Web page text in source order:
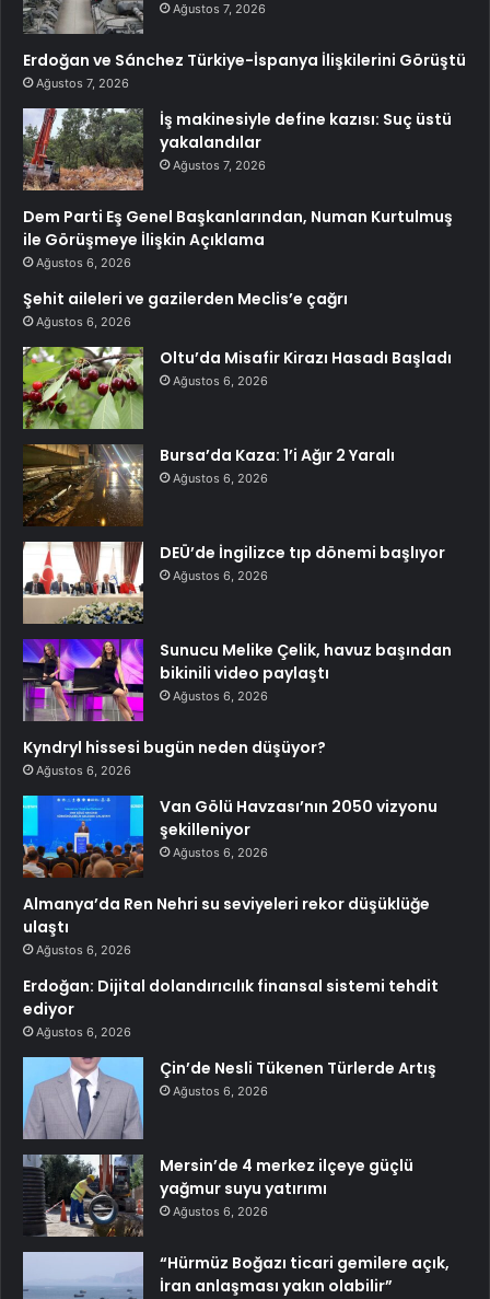
Ağustos 7, 2026
Erdoğan ve Sánchez Türkiye-İspanya İlişkilerini Görüştü
Ağustos 7, 2026
İş makinesiyle define kazısı: Suç üstü
yakalandılar
Ağustos 7, 2026
Dem Parti Eş Genel Başkanlarından, Numan Kurtulmuş
ile Görüşmeye İlişkin Açıklama
Ağustos 6, 2026
Şehit aileleri ve gazilerden Meclis’e çağrı
Ağustos 6, 2026
Oltu’da Misafir Kirazı Hasadı Başladı
Ağustos 6, 2026
Bursa’da Kaza: 1’i Ağır 2 Yaralı
Ağustos 6, 2026
DEÜ’de İngilizce tıp dönemi başlıyor
Ağustos 6, 2026
Sunucu Melike Çelik, havuz başından
bikinili video paylaştı
Ağustos 6, 2026
Kyndryl hissesi bugün neden düşüyor?
Ağustos 6, 2026
Van Gölü Havzası’nın 2050 vizyonu
şekilleniyor
Ağustos 6, 2026
Almanya’da Ren Nehri su seviyeleri rekor düşüklüğe
ulaştı
Ağustos 6, 2026
Erdoğan: Dijital dolandırıcılık finansal sistemi tehdit
ediyor
Ağustos 6, 2026
Çin’de Nesli Tükenen Türlerde Artış
Ağustos 6, 2026
Mersin’de 4 merkez ilçeye güçlü
yağmur suyu yatırımı
Ağustos 6, 2026
“Hürmüz Boğazı ticari gemilere açık,
İran anlaşması yakın olabilir”